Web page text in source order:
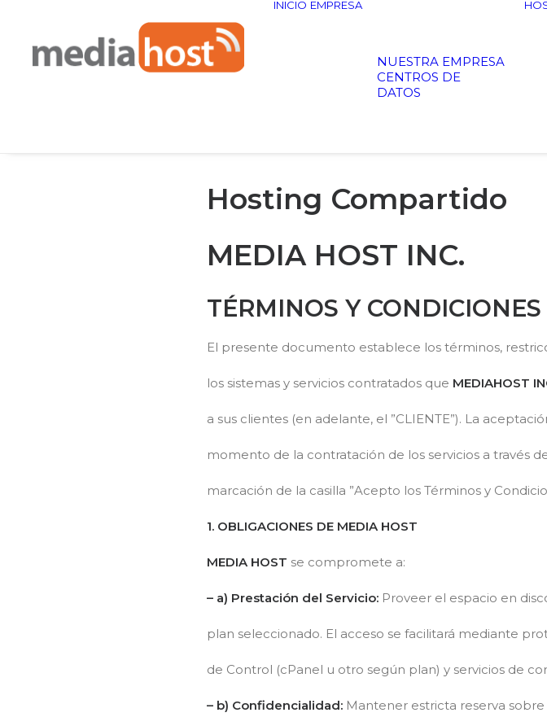
INICIO EMPRESA
NUESTRA EMPRESA
CENTROS DE
DATOS
Hosting Compartido
MEDIA HOST INC.
TÉRMINOS Y
El presente documento establece los términos,
los sistemas y servicios contratados que MEDIAHOST
a sus clientes (en adelante, el ”CLIENTE”). La
momento de la contratación de los servicios a través
marcación de la casilla ”Acepto los Términos y
1. OBLIGACIONES DE MEDIA HOST
MEDIA HOST se compromete a:
– a) Prestación del Servicio: Proveer el espacio en
plan seleccionado. El acceso se facilitará mediante
de Control (cPanel u otro según plan) y servicios de
– b) Confidencialidad: Mantener estricta reserva